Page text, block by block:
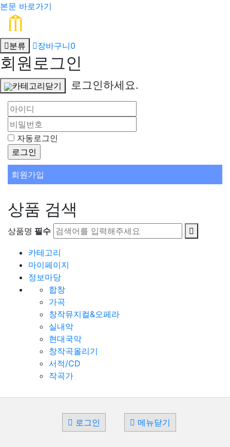
본문 바로가기
분류 장바구니0
회원로그인
카테고리닫기 로그인하세요.
자동로그인
회원가입
상품 검색
상품명 필수
카테고리
마이페이지
정보마당
합창
가곡
창작뮤지컬&오페라
실내악
현대국악
창작곡올리기
서적/CD
작곡가
로그인 메뉴닫기